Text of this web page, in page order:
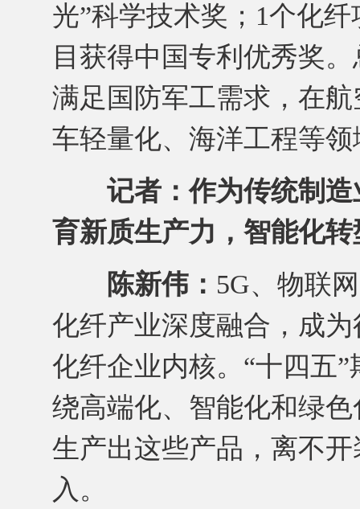
光”科学技术奖；1个化
目获得中国专利优秀奖
满足国防军工需求，在
车轻量化、海洋工程等
记者：作为传统制
育新质生产力，智能化
陈新伟： 5G、物联
化纤产业深度融合，成
化纤企业内核。“十四五
绕高端化、智能化和绿
生产出这些产品，离不
入。